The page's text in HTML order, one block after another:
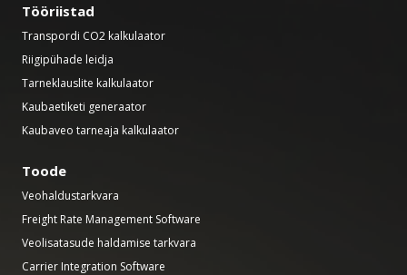
Tööriistad
Transpordi CO2 kalkulaator
Riigipühade leidja
Tarneklauslite kalkulaator
Kaubaetiketi generaator
Kaubaveo tarneaja kalkulaator
Toode
Veohaldustarkvara
Freight Rate Management Software
Veolisatasude haldamise tarkvara
Carrier Integration Software